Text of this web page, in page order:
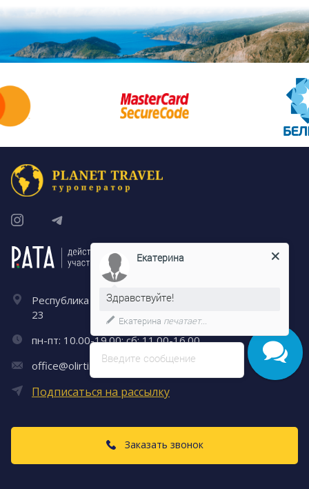
Республика Беларусь, г. Минск, Городской Вал, 8 –
23
пн-пт: 10.00-19.00; сб: 11.00-16.00
office@olirti.com
Подписаться на рассылку
Заказать звонок
Введите сообщение
Екатерина
Здравствуйте!
Екатерина печатает...